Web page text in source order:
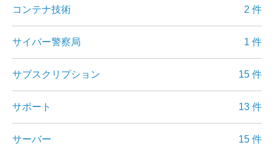
コンテナ技術 2 件
サイバー警察局 1 件
サブスクリプション 15 件
サポート 13 件
サーバー 15 件